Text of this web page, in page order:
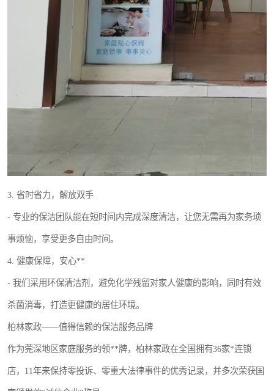
3. 省时省力，解放双手
- 专业的保洁团队能在短时间内完成深度清洁，让您无需再为家务琐
事烦恼，享受更多自由时间。
4. 健康保障，安心**
- 我们采用环保清洁剂，避免化学残留对家人健康的影响，同时有效
杀菌消毒，打造更健康的居住环境。
柏林家政——值得信赖的保洁服务品牌
作为莞深地区家庭服务的领**牌，柏林家政在全国拥有36家*连锁
店，11年来保持零投诉、零重大法律事件的优秀记录，并多次荣获国